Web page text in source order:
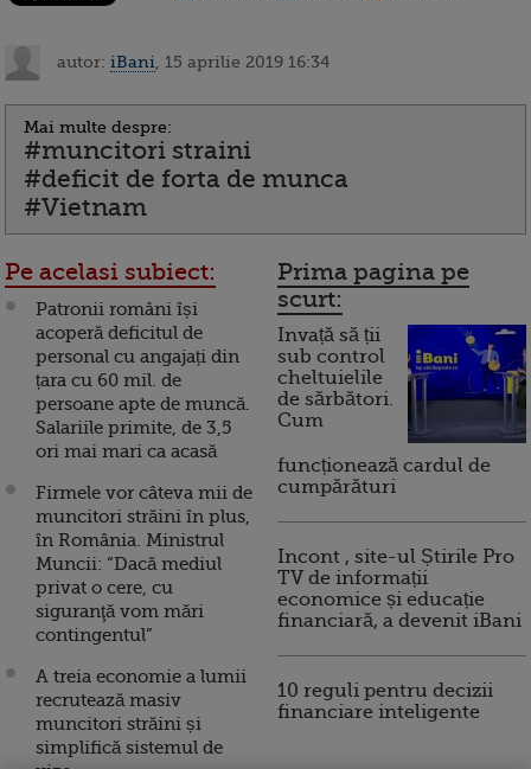
autor: iBani , 15 aprilie 2019 16:34
Mai multe despre:
#muncitori straini
#deficit de forta de munca
#Vietnam
Pe acelasi subiect:
Patronii români își
acoperă deficitul de
personal cu angajați din
țara cu 60 mil. de
persoane apte de muncă.
Salariile primite, de 3,5
ori mai mari ca acasă
Firmele vor câteva mii de
muncitori străini în plus,
în România. Ministrul
Muncii: “Dacă mediul
privat o cere, cu
siguranţă vom mări
contingentul”
A treia economie a lumii
recrutează masiv
muncitori străini și
simplifică sistemul de
Prima pagina pe
scurt:
Invață să ții
sub control
cheltuielile
de sărbători.
Cum
funcționează cardul de
cumpărături
Incont , site-ul Știrile Pro
TV de informații
economice și educație
financiară, a devenit iBani
10 reguli pentru decizii
financiare inteligente